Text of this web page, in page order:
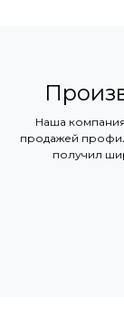
Наша
продажей
получил